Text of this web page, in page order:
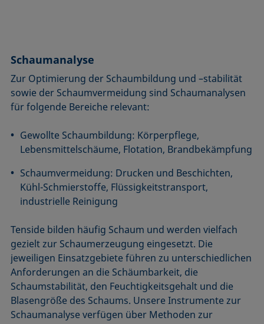
Schaumanalyse
Zur Optimierung der Schaumbildung und –stabilität
sowie der Schaumvermeidung sind Schaumanalysen
für folgende Bereiche relevant:
Gewollte Schaumbildung: Körperpflege,
Lebensmittelschäume, Flotation, Brandbekämpfung
Schaumvermeidung: Drucken und Beschichten,
Kühl-Schmierstoffe, Flüssigkeitstransport,
industrielle Reinigung
Tenside bilden häufig Schaum und werden vielfach
gezielt zur Schaumerzeugung eingesetzt. Die
jeweiligen Einsatzgebiete führen zu unterschiedlichen
Anforderungen an die Schäumbarkeit, die
Schaumstabilität, den Feuchtigkeitsgehalt und die
Blasengröße des Schaums. Unsere Instrumente zur
Schaumanalyse verfügen über Methoden zur